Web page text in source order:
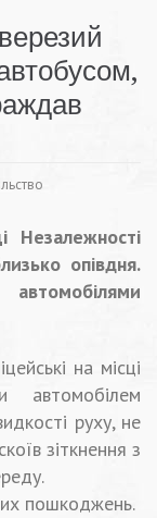
опівдня.
на місці
автомобілем
руху, не
зіткнення з
пошкоджень.